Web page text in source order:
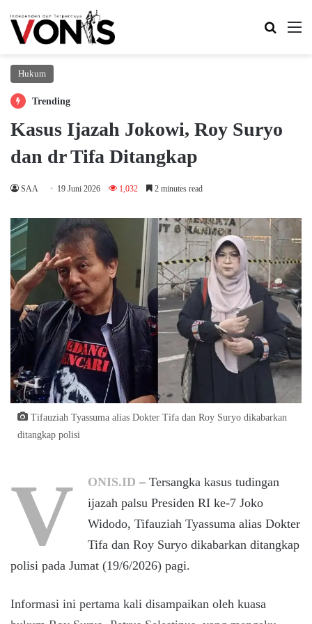
Search
Hukum
Trending
Kasus Ijazah Jokowi, Roy Suryo
dan dr Tifa Ditangkap
SAA 19 Juni 2026 1,032 2 minutes read
Tifauziah Tyassuma alias Dokter Tifa dan Roy Suryo dikabarkan
ditangkap polisi
V ONIS.ID – Tersangka kasus tudingan
ijazah palsu Presiden RI ke-7 Joko
Widodo, Tifauziah Tyassuma alias Dokter
Tifa dan Roy Suryo dikabarkan ditangkap
polisi pada Jumat (19/6/2026) pagi.
Informasi ini pertama kali disampaikan oleh kuasa